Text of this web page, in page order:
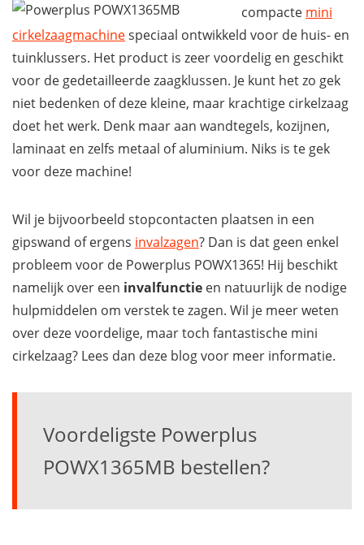
compacte mini
cirkelzaagmachinespeciaal ontwikkeld voor de huis- en
tuinklussers. Het product is zeer voordelig en geschikt
voor de gedetailleerde zaagklussen. Je kunt het zo gek
niet bedenken of deze kleine, maar krachtige cirkelzaag
doet het werk. Denk maar aan wandtegels, kozijnen,
laminaat en zelfs metaal of aluminium. Niks is te gek
voor deze machine!
Wil je bijvoorbeeld stopcontacten plaatsen in een
gipswand of ergens invalzagen? Dan is dat geen enkel
probleem voor de Powerplus POWX1365! Hij beschikt
namelijk over een invalfunctie en natuurlijk de nodige
hulpmiddelen om verstek te zagen. Wil je meer weten
over deze voordelige, maar toch fantastische mini
cirkelzaag? Lees dan deze blog voor meer informatie.
Voordeligste Powerplus
POWX1365MB bestellen?